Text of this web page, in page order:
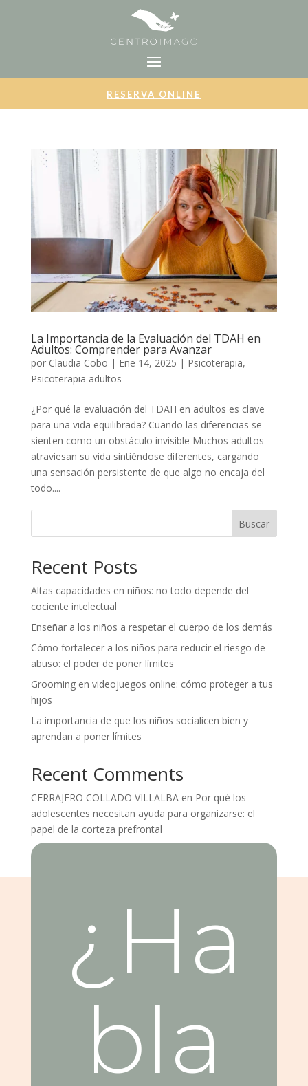
RESERVA ONLINE
La Importancia de la Evaluación del TDAH en
Adultos: Comprender para Avanzar
por Claudia Cobo | Ene 14, 2025 | Psicoterapia,
Psicoterapia adultos
¿Por qué la evaluación del TDAH en adultos es clave
para una vida equilibrada? Cuando las diferencias se
sienten como un obstáculo invisible Muchos adultos
atraviesan su vida sintiéndose diferentes, cargando
una sensación persistente de que algo no encaja del
todo....
Buscar
Recent Posts
Altas capacidades en niños: no todo depende del
cociente intelectual
Enseñar a los niños a respetar el cuerpo de los demás
Cómo fortalecer a los niños para reducir el riesgo de
abuso: el poder de poner límites
Grooming en videojuegos online: cómo proteger a tus
hijos
La importancia de que los niños socialicen bien y
aprendan a poner límites
Recent Comments
CERRAJERO COLLADO VILLALBAen Por qué los
adolescentes necesitan ayuda para organizarse: el
papel de la corteza prefrontal
¿Ha
bla